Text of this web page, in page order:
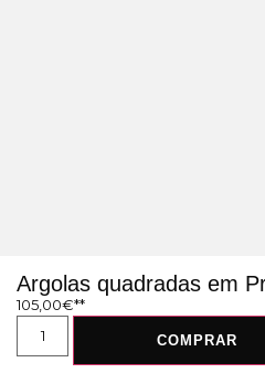
Argolas quadradas em
105,00€
COMPRAR